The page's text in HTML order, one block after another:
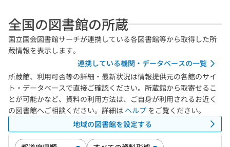
全国の図書館の所蔵
国立国会図書館サーチが連携している各図書館等から取得した所
蔵情報を表示します。
連携している機関・データベースの一覧
所蔵館、利用可否等の詳細・最新状況は情報提供元の各館のサイ
ト・データベースで直接ご確認ください。所蔵館から取寄せるこ
とが可能かなど、資料の利用方法は、ご自身が利用されるお近く
の図書館へご相談ください。詳細は ヘルプ をご覧ください。
地域の図書館を設定する